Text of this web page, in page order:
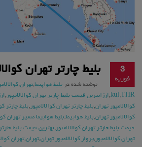
3
فوریه
بلیط چارتر تهران
نوشته شده در بلیط هواپیما,تهران,
kul,THR
,ارزانترین قیمت بلیط چارتر تهران کوالالامپور,
کوالالامپور تهران,بلیط چارتر تهران کوالالامپور,بلیط چارتر
کوالالامپور تهران,بلیط هواپیما,بلیط هواپیما مسیر تهران
قیمت بلیط چارتر تهران کوالالامپور,بهترین قیمت بلیط
تهران کوالالامپور,پرواز کوالالامپور تهران,تهران,تهران